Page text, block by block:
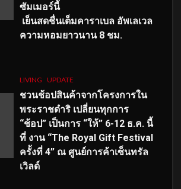
ซัมเมอร์นี้
เย็นสดชื่นเต็มคาราเบล อัพเลเวล
ความหอมยาวนาน 8 ชม.
LIVING UPDATE
ชวนช้อปสินค้าจากโครงการใน
พระราชดำริ เปลี่ยนทุกการ
“ช้อป” เป็นการ “ให้” 6-12 ธ.ค. นี้
ที่ งาน “The Royal Gift Festival
ครั้งที่ 4” ณ ศูนย์การค้าเซ็นทรัล
เวิลด์